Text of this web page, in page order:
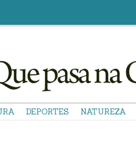
DEPORTES NATUREZA